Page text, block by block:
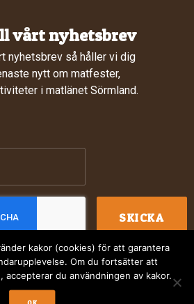
vårt nyhetsbrev
nyhetsbrev så håller vi dig
nytt om matfester,
i matlänet Sörmland.
kakor (cookies) för att garantera
Om du fortsätter att
accepterar du användningen av kakor.